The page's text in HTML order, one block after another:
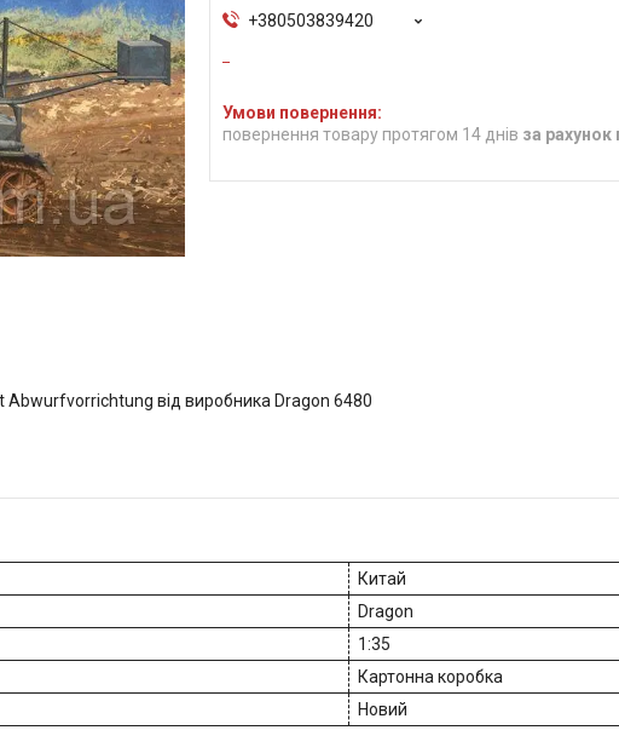
+380503839420
повернення товару протягом 14 днів за рахунок
Abwurfvorrichtung від виробника Dragon 6480
Китай
Dragon
1:35
Картонна коробка
Новий